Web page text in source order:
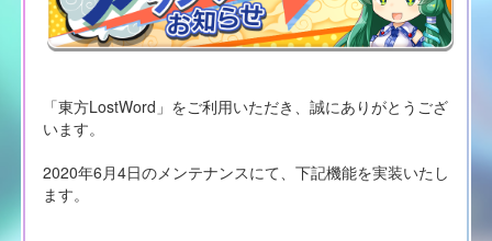
「東方LostWord」をご利用いただき、誠にありがとうござ
います。
2020年6月4日のメンテナンスにて、下記機能を実装いたし
ます。